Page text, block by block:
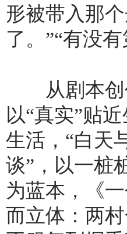
形被带入那
了。”“有没
从剧本创
以“真实”贴
生活，“白天
谈”，以一桩
为蓝本，《
而立体：两